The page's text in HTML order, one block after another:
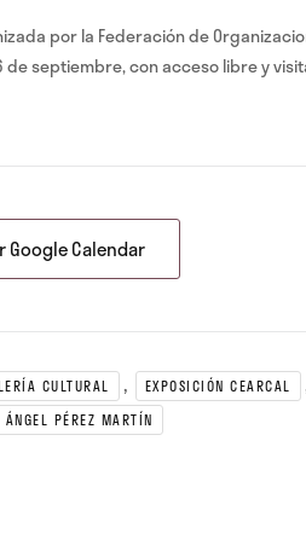
por la Federación de
de septiembre, con acceso libre y
Google Calendar
CULTURAL , EXPOSICIÓN CEARCAL
PÉREZ MARTÍN